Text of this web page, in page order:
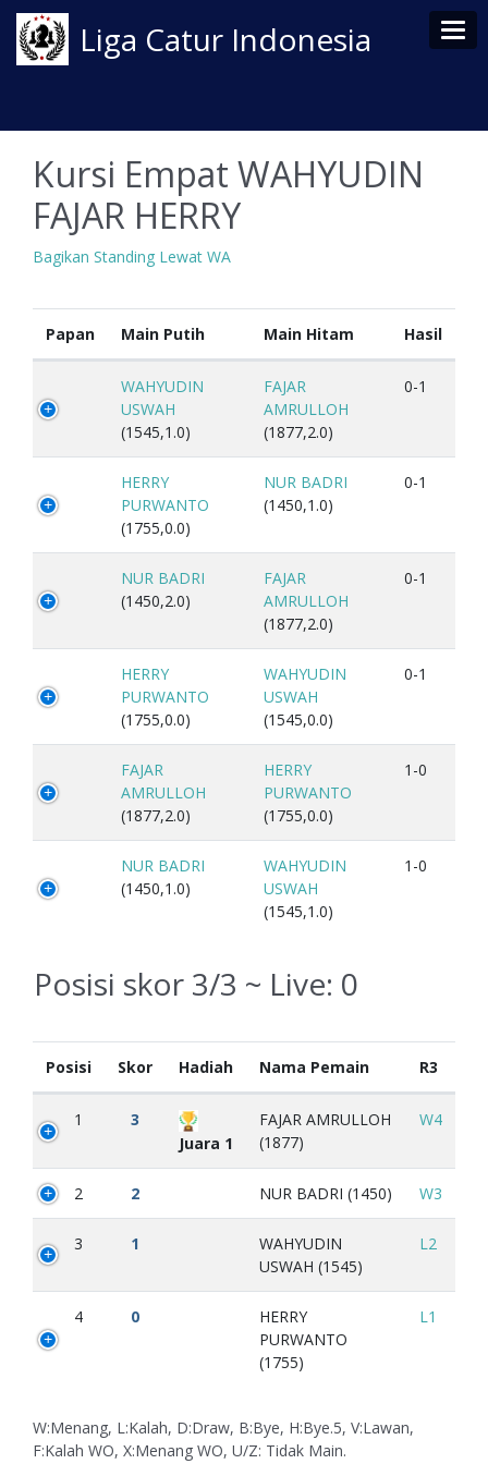
Liga Catur Indonesia
Kursi Empat WAHYUDIN
FAJAR HERRY
Bagikan Standing Lewat WA
Papan Main Putih Main Hitam Hasil
WAHYUDIN
USWAH
(1545,1.0)
FAJAR
AMRULLOH
(1877,2.0)
0-1
HERRY
PURWANTO
(1755,0.0)
NUR BADRI
(1450,1.0)
0-1
NUR BADRI
(1450,2.0)
FAJAR
AMRULLOH
(1877,2.0)
0-1
HERRY
PURWANTO
(1755,0.0)
WAHYUDIN
USWAH
(1545,0.0)
0-1
FAJAR
AMRULLOH
(1877,2.0)
HERRY
PURWANTO
(1755,0.0)
1-0
NUR BADRI
(1450,1.0)
WAHYUDIN
USWAH
(1545,1.0)
1-0
Posisi skor 3/3 ~ Live: 0
Posisi Skor Hadiah Nama Pemain R3
1
3
Juara 1
FAJAR AMRULLOH
(1877)
W4
2 2 NUR BADRI (1450) W3
3 1
WAHYUDIN
USWAH (1545)
L2
4 0
HERRY
PURWANTO
(1755)
L1
W:Menang, L:Kalah, D:Draw, B:Bye, H:Bye.5, V:Lawan,
F:Kalah WO, X:Menang WO, U/Z: Tidak Main.